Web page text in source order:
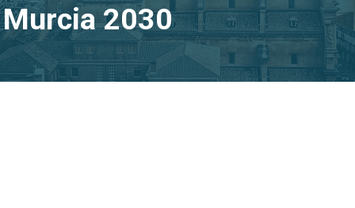
Murcia 2030